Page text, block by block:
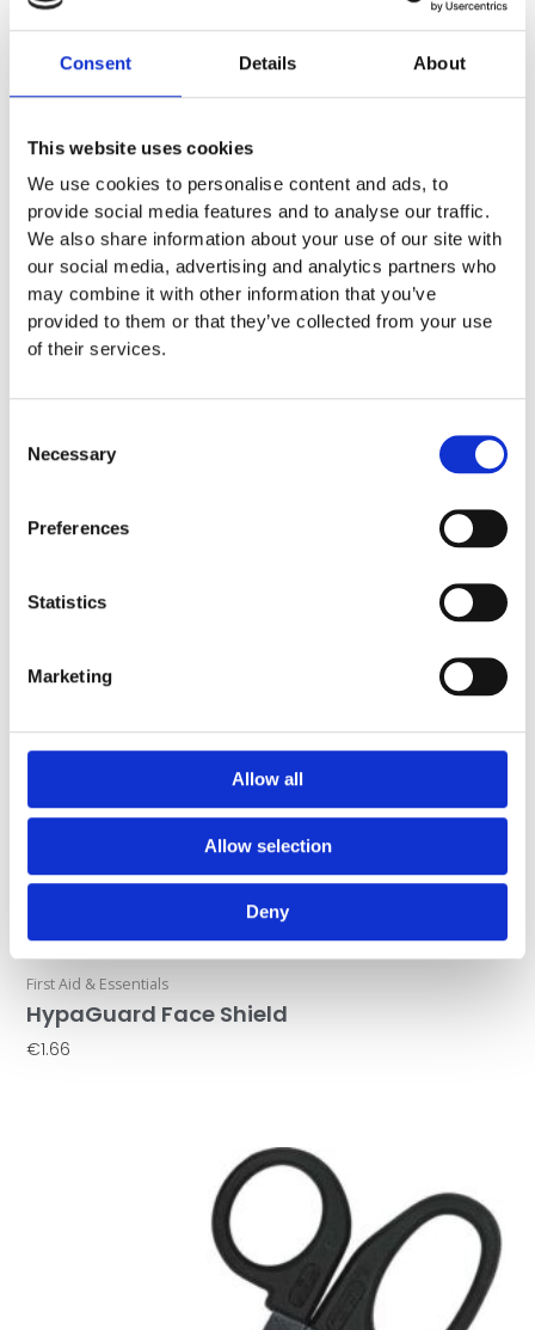
Consent Details About
This website uses cookies
We use cookies to personalise content and ads, to
provide social media features and to analyse our traffic.
We also share information about your use of our site with
our social media, advertising and analytics partners who
may combine it with other information that you’ve
provided to them or that they’ve collected from your use
of their services.
Selection
Necessary
Preferences
Statistics
Marketing
Allow all
Allow selection
Deny
First Aid & Essentials
HypaGuard Foil Blanket ( 1 Pcs )
First Aid & Essentials
HypaGuard Face Shield
€1.66